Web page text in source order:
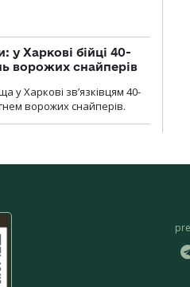
у Харкові бійці 40-
ворожих снайперів
у Харкові зв’язківцям 40-
ворожих снайперів.